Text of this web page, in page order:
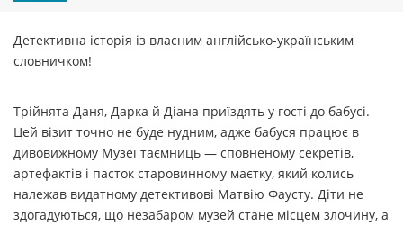
Детективна історія із власним англійсько-українським
словничком!
Трійнята Даня, Дарка й Діана приїздять у гості до бабусі.
Цей візит точно не буде нудним, адже бабуся працює в
дивовижному Музеї таємниць — сповненому секретів,
артефактів і пасток старовинному маєтку, який колись
належав видатному детективові Матвію Фаусту. Діти не
здогадуються, що незабаром музей стане місцем злочину, а